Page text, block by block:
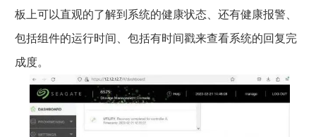
板上可以直观的了解到系统的健康状态、还有健康报警、
包括组件的运行时间、包括有时间戳来查看系统的回复完
成度。